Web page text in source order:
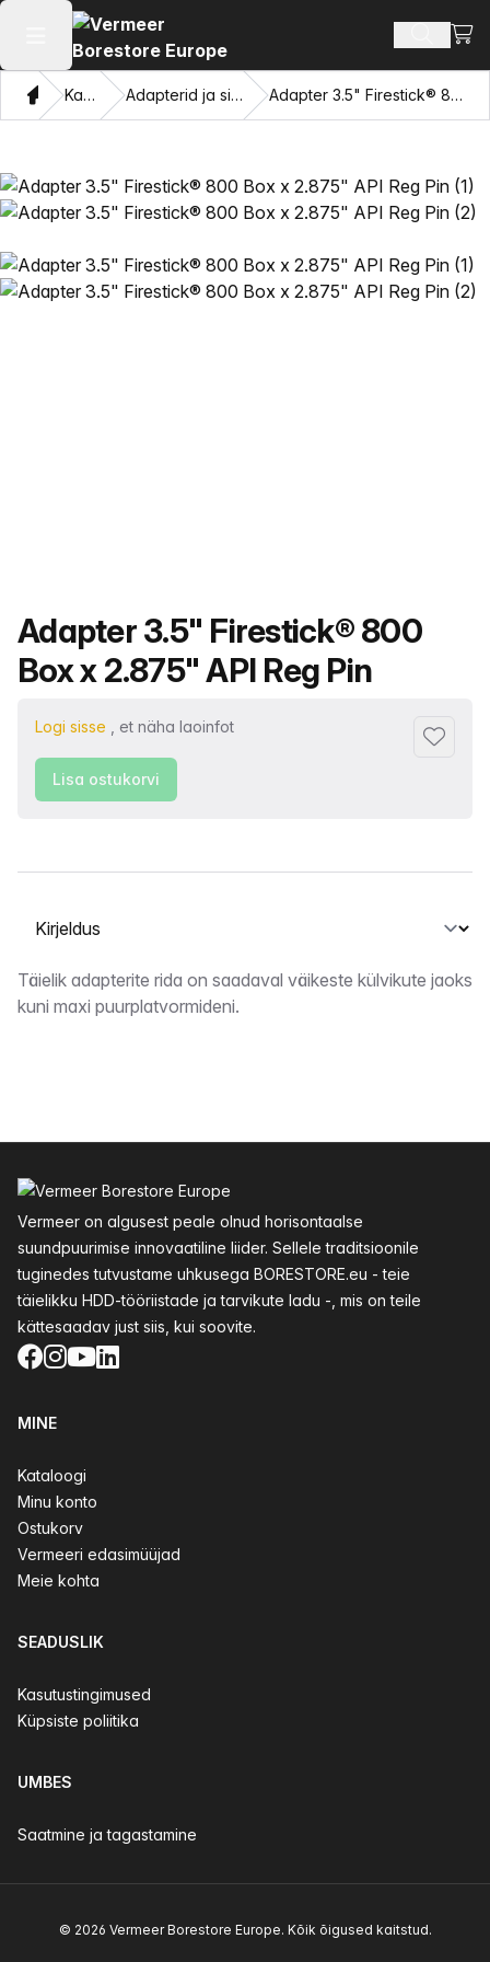
Ava peamenüü Otsi
KoduKataloogi Adapterid ja silmade tõmbamine Adapter 3.5" Firestick® 800 Box x 2.875" API Reg Pin
Toote nimi
Adapter 3.5" Firestick® 800
Box x 2.875" API Reg Pin
Logi sisse , et näha laoinfot
Lisa
Lisa ostukorvi
Vahekaardi valimine
Kirjeldus
Täielik adapterite rida on saadaval väikeste külvikute jaoks
kuni maxi puurplatvormideni.
Vermeer on algusest peale olnud horisontaalse
suundpuurimise innovaatiline liider. Sellele traditsioonile
tuginedes tutvustame uhkusega BORESTORE.eu - teie
täielikku HDD-tööriistade ja tarvikute ladu -, mis on teile
kättesaadav just siis, kui soovite.
Facebook
Instagram
YouTube
LinkedIn
MINE
Kataloogi
Minu konto
Ostukorv
Vermeeri edasimüüjad
Meie kohta
SEADUSLIK
Kasutustingimused
Küpsiste poliitika
UMBES
Saatmine ja tagastamine
© 2026 Vermeer Borestore Europe. Kõik õigused kaitstud.